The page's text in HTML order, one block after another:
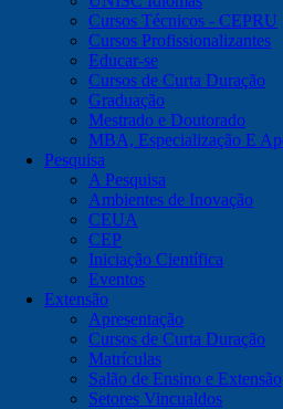
Cursos Técnicos - CEPRU
Cursos Profissionalizantes
Educar-se
Cursos de Curta Duração
Graduação
Mestrado e Doutorado
MBA, Especialização E
Pesquisa
A Pesquisa
Ambientes de Inovação
CEUA
CEP
Iniciação Científica
Eventos
Extensão
Apresentação
Cursos de Curta Duração
Matrículas
Salão de Ensino e Extensão
Setores Vincualdos